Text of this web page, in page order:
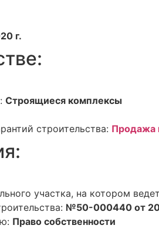
г.
Строящиеся комплексы
строительства: Продажа
участка, на котором
№50-000440 от
Право собственности